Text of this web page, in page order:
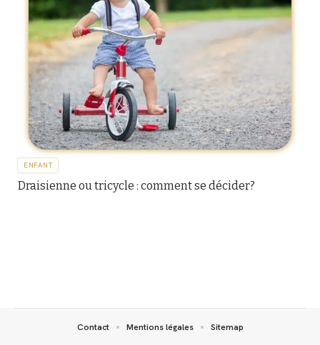
ENFANT
Draisienne ou tricycle : comment se décider?
Contact Mentions légales Sitemap